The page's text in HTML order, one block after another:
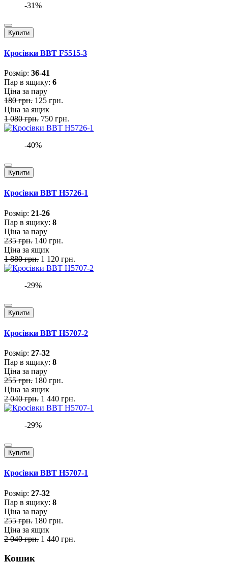
-31%
Купити
Кросівки BBT F5515-3
Розмiр: 36-41
Пар в ящику: 6
Ціна за пару
180 грн. 125 грн.
Ціна за ящик
1 080 грн. 750 грн.
-40%
Купити
Кросівки BBT H5726-1
Розмiр: 21-26
Пар в ящику: 8
Ціна за пару
235 грн. 140 грн.
Ціна за ящик
1 880 грн. 1 120 грн.
-29%
Купити
Кросівки BBT H5707-2
Розмiр: 27-32
Пар в ящику: 8
Ціна за пару
255 грн. 180 грн.
Ціна за ящик
2 040 грн. 1 440 грн.
-29%
Купити
Кросівки BBT H5707-1
Розмiр: 27-32
Пар в ящику: 8
Ціна за пару
255 грн. 180 грн.
Ціна за ящик
2 040 грн. 1 440 грн.
Кошик